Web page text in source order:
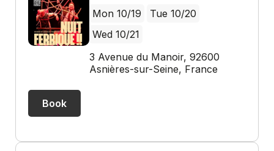
Mon 10/19
Tue 10/20
Wed 10/21
3 Avenue du Manoir, 92600
Asnières-sur-Seine, France
Book